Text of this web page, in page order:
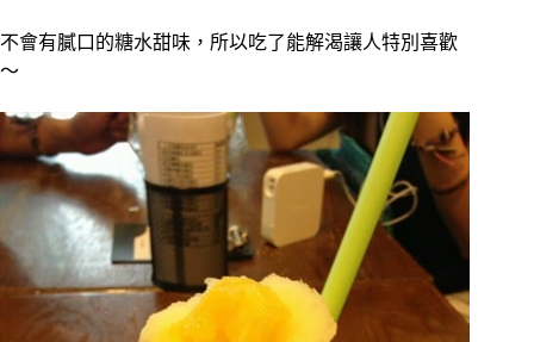
不會有膩口的糖水甜味，所以吃了能解渴讓人特別喜歡
～